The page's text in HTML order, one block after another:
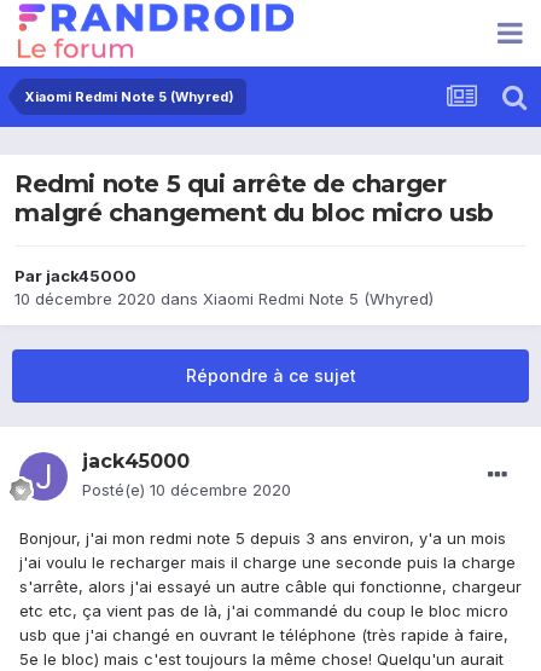
Xiaomi Redmi Note 5 (Whyred)
Redmi note 5 qui arrête de charger
malgré changement du bloc micro usb
Par jack45000
10 décembre 2020 dans Xiaomi Redmi Note 5 (Whyred)
Répondre à ce sujet
jack45000
Posté(e) 10 décembre 2020
Bonjour, j'ai mon redmi note 5 depuis 3 ans environ, y'a un mois
j'ai voulu le recharger mais il charge une seconde puis la charge
s'arrête, alors j'ai essayé un autre câble qui fonctionne, chargeur
etc etc, ça vient pas de là, j'ai commandé du coup le bloc micro
usb que j'ai changé en ouvrant le téléphone (très rapide à faire,
5e le bloc) mais c'est toujours la même chose! Quelqu'un aurait